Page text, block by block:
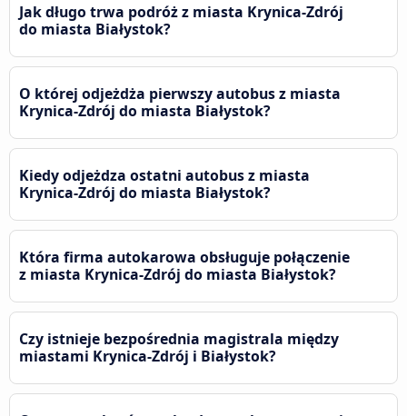
Jak długo trwa podróż z miasta Krynica-Zdrój
do miasta Białystok?
O której odjeżdża pierwszy autobus z miasta
Krynica-Zdrój do miasta Białystok?
Kiedy odjeżdza ostatni autobus z miasta
Krynica-Zdrój do miasta Białystok?
Która firma autokarowa obsługuje połączenie
z miasta Krynica-Zdrój do miasta Białystok?
Czy istnieje bezpośrednia magistrala między
miastami Krynica-Zdrój i Białystok?